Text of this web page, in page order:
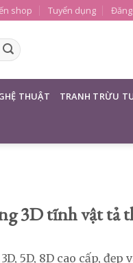
shop Tuyển dụng
THUẬT TRANH TRỪU
3D tĩnh vật tả
5D, 8D cao cấp, đẹp